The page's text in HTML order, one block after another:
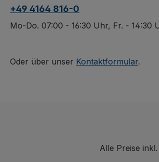
+49 4164 816-0
Mo-Do. 07:00 - 16:30 Uhr, Fr. - 14:30
Oder über unser Kontaktformular.
Alle Preise